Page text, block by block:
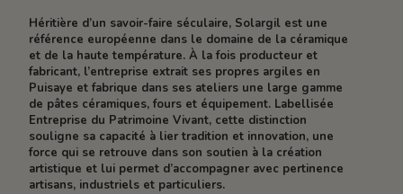
Héritière d’un savoir-faire séculaire, Solargil est une
référence européenne dans le domaine de la céramique
et de la haute température. À la fois producteur et
fabricant, l’entreprise extrait ses propres argiles en
Puisaye et fabrique dans ses ateliers une large gamme
de pâtes céramiques, fours et équipement. Labellisée
Entreprise du Patrimoine Vivant, cette distinction
souligne sa capacité à lier tradition et innovation, une
force qui se retrouve dans son soutien à la création
artistique et lui permet d’accompagner avec pertinence
artisans, industriels et particuliers.